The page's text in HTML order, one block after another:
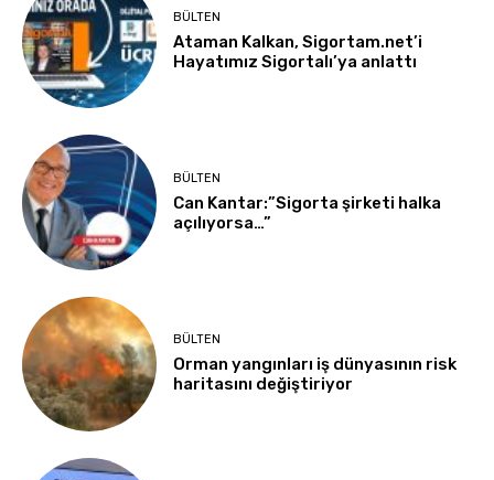
BÜLTEN
Ataman Kalkan, Sigortam.net’i
Hayatımız Sigortalı’ya anlattı
BÜLTEN
Can Kantar:”Sigorta şirketi halka
açılıyorsa…”
BÜLTEN
Orman yangınları iş dünyasının risk
haritasını değiştiriyor